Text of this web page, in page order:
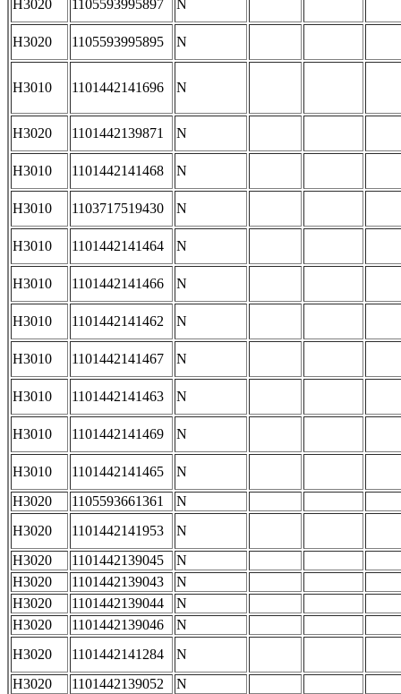
H3020 1105593995897 N
H3020 1105593995895 N
H3010 1101442141696 N
H3020 1101442139871 N
H3010 1101442141468 N
H3010 1103717519430 N
H3010 1101442141464 N
H3010 1101442141466 N
H3010 1101442141462 N
H3010 1101442141467 N
H3010 1101442141463 N
H3010 1101442141469 N
H3010 1101442141465
N
H3020
1105593661361
N
H3020
1101442141953
N
H3020
1101442139045
N
H3020
1101442139043
N
H3020
1101442139044
N
H3020
1101442139046
N
H3020
1101442141284
N
H3020
1101442139052
N